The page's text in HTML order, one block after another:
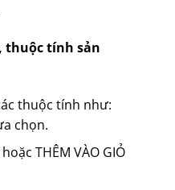
thuộc tính sản
thuộc tính như:
chọn.
THÊM VÀO GIỎ